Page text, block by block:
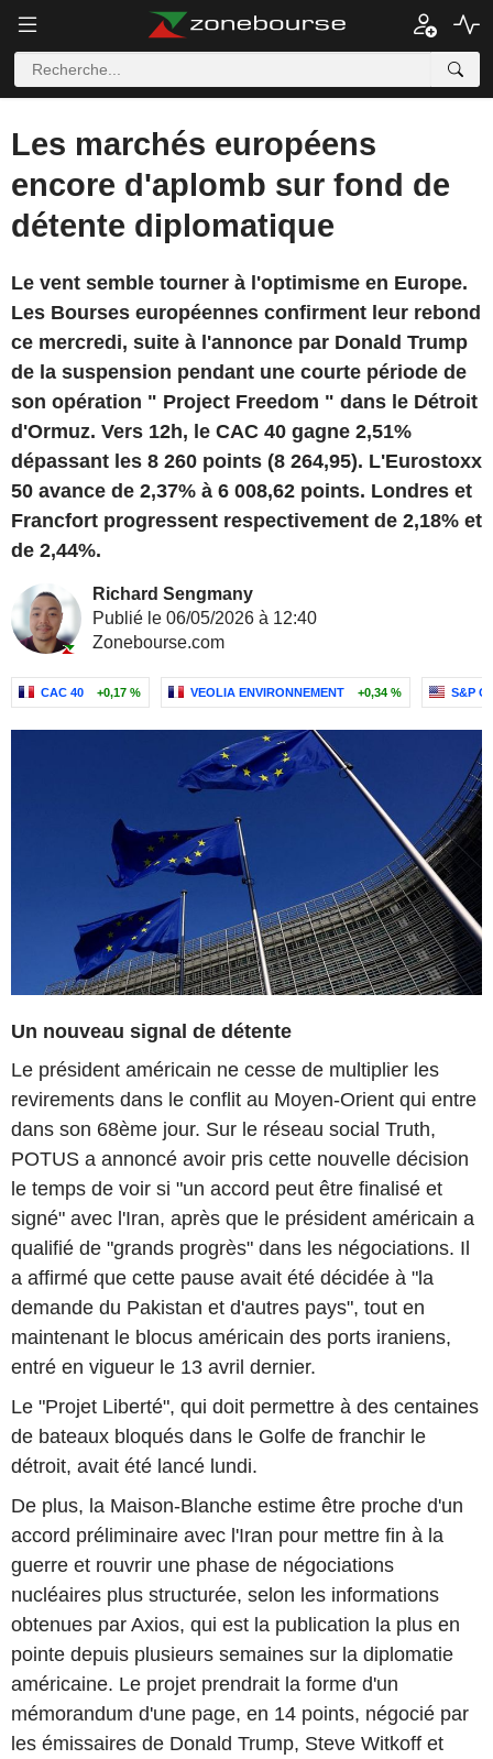
Les marchés européens
encore d'aplomb sur fond de
détente diplomatique
Le vent semble tourner à l'optimisme en Europe.
Les Bourses européennes confirment leur rebond
ce mercredi, suite à l'annonce par Donald Trump
de la suspension pendant une courte période de
son opération " Project Freedom " dans le Détroit
d'Ormuz. Vers 12h, le CAC 40 gagne 2,51%
dépassant les 8 260 points (8 264,95). L'Eurostoxx
50 avance de 2,37% à 6 008,62 points. Londres et
Francfort progressent respectivement de 2,18% et
de 2,44%.
Richard Sengmany
Publié le 06/05/2026 à 12:40
Zonebourse.com
CAC 40 +0,17 % VEOLIA ENVIRONNEMENT +0,34 % S&P
Un nouveau signal de détente
Le président américain ne cesse de multiplier les
revirements dans le conflit au Moyen-Orient qui entre
dans son 68ème jour. Sur le réseau social Truth,
POTUS a annoncé avoir pris cette nouvelle décision
le temps de voir si "un accord peut être finalisé et
signé" avec l'Iran, après que le président américain a
qualifié de "grands progrès" dans les négociations. Il
a affirmé que cette pause avait été décidée à "la
demande du Pakistan et d'autres pays", tout en
maintenant le blocus américain des ports iraniens,
entré en vigueur le 13 avril dernier.
Le "Projet Liberté", qui doit permettre à des centaines
de bateaux bloqués dans le Golfe de franchir le
détroit, avait été lancé lundi.
De plus, la Maison-Blanche estime être proche d'un
accord préliminaire avec l'Iran pour mettre fin à la
guerre et rouvrir une phase de négociations
nucléaires plus structurée, selon les informations
obtenues par Axios, qui est la publication la plus en
pointe depuis plusieurs semaines sur la diplomatie
américaine. Le projet prendrait la forme d'un
mémorandum d'une page, en 14 points, négocié par
les émissaires de Donald Trump, Steve Witkoff et